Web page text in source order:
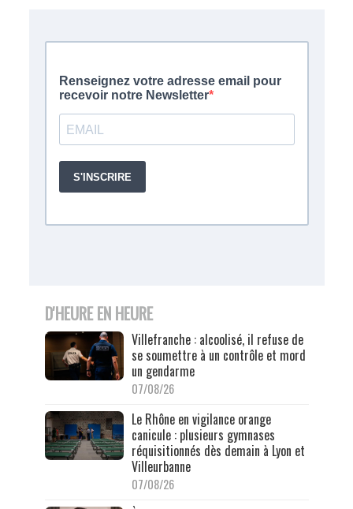
D'HEURE EN HEURE
Villefranche : alcoolisé, il refuse de
se soumettre à un contrôle et mord
un gendarme
07/08/26
Le Rhône en vigilance orange
canicule : plusieurs gymnases
réquisitionnés dès demain à Lyon et
Villeurbanne
07/08/26